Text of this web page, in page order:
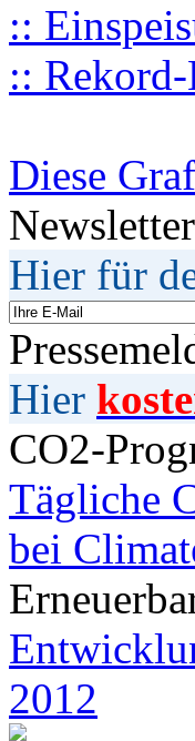
::
::
Diese
Newsletter
Hier für
Hier
CO2-
Tägliche
bei
2012